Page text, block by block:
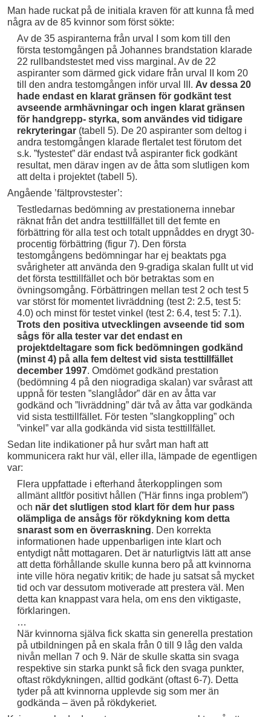
Man hade ruckat på de initiala kraven för att kunna få med
några av de 85 kvinnor som först sökte:
Av de 35 aspiranterna från urval I som kom till den
första testomgången på Johannes brandstation klarade
22 rullbandstestet med viss marginal. Av de 22
aspiranter som därmed gick vidare från urval II kom 20
till den andra testomgången inför urval III. Av dessa 20
hade endast en klarat gränsen för godkänt test
avseende armhävningar och ingen klarat gränsen
för handgrepp- styrka, som användes vid tidigare
rekryteringar(tabell 5). De 20 aspiranter som deltog i
andra testomgången klarade flertalet test förutom det
s.k. ”fystestet” där endast två aspiranter fick godkänt
resultat, men därav ingen av de åtta som slutligen kom
att delta i projektet (tabell 5).
Angående ’fältprovstester’:
Testledarnas bedömning av prestationerna innebar
räknat från det andra testtillfället till det femte en
förbättring för alla test och totalt uppnåddes en drygt 30-
procentig förbättring (figur 7). Den första
testomgångens bedömningar har ej beaktats pga
svårigheter att använda den 9-gradiga skalan fullt ut vid
det första testtillfället och bör betraktas som en
övningsomgång. Förbättringen mellan test 2 och test 5
var störst för momentet livräddning (test 2: 2.5, test 5:
4.0) och minst för testet vinkel (test 2: 6.4, test 5: 7.1).
Trots den positiva utvecklingen avseende tid som
sågs för alla tester var det endast en
projektdeltagare som fick bedömningen godkänd
(minst 4) på alla fem deltest vid sista testtillfället
december 1997. Omdömet godkänd prestation
(bedömning 4 på den niogradiga skalan) var svårast att
uppnå för testen ”slanglådor” där en av åtta var
godkänd och ”livräddning” där två av åtta var godkända
vid sista testtillfället. För testen ”slangkoppling” och
”vinkel” var alla godkända vid sista testtillfället.
Sedan lite indikationer på hur svårt man haft att
kommunicera rakt hur väl, eller illa, lämpade de egentligen
var:
Flera uppfattade i efterhand återkopplingen som
allmänt alltför positivt hållen (”Här finns inga problem”)
och när det slutligen stod klart för dem hur pass
olämpliga de ansågs för rökdykning kom detta
snarast som en överraskning. Den korrekta
informationen hade uppenbarligen inte klart och
entydigt nått mottagaren. Det är naturligtvis lätt att anse
att detta förhållande skulle kunna bero på att kvinnorna
inte ville höra negativ kritik; de hade ju satsat så mycket
tid och var dessutom motiverade att prestera väl. Men
detta kan knappast vara hela, om ens den viktigaste,
förklaringen.
…
När kvinnorna själva fick skatta sin generella prestation
på utbildningen på en skala från 0 till 9 låg den valda
nivån mellan 7 och 9. När de skulle skatta sin svaga
respektive sin starka punkt så fick den svaga punkter,
oftast rökdykningen, alltid godkänt (oftast 6-7). Detta
tyder på att kvinnorna upplevde sig som mer än
godkända – även på rökdykeriet.